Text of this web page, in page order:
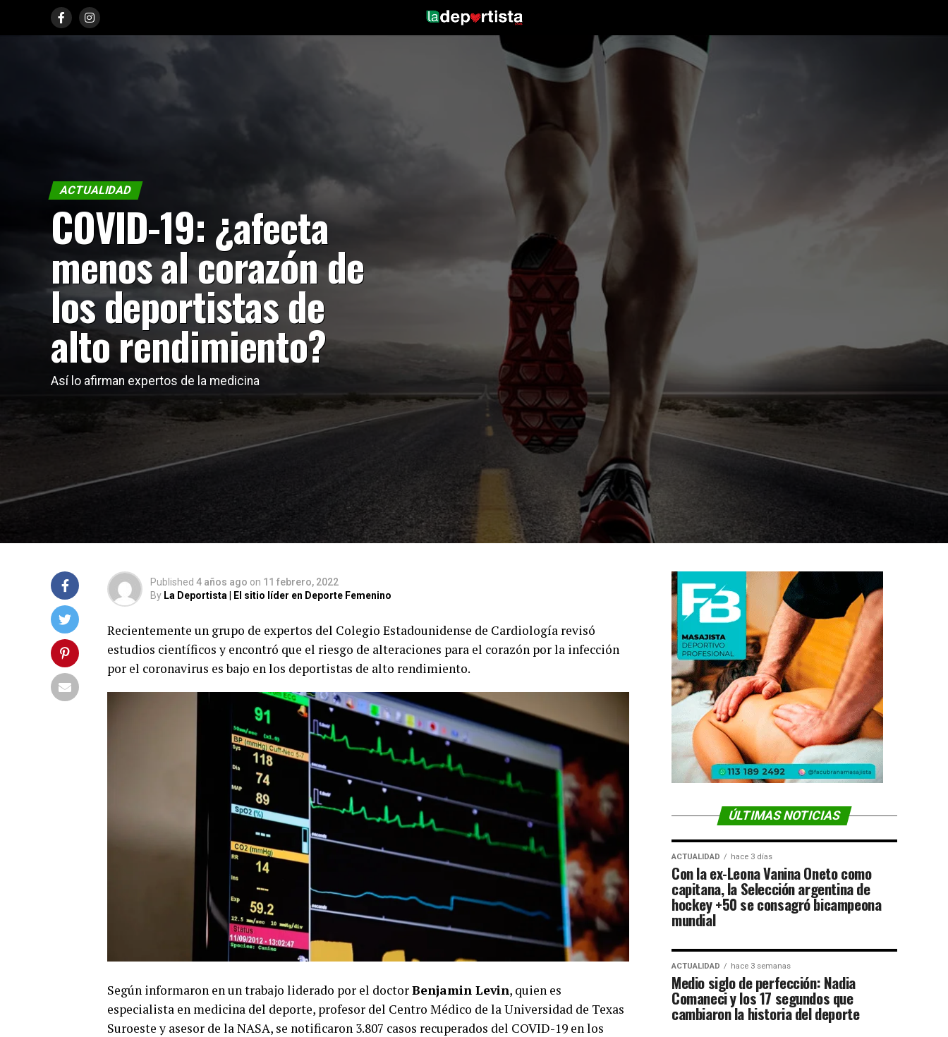
ACTUALIDAD
COVID-19: ¿afecta
menos al corazón de
los deportistas de
alto rendimiento?
Así lo afirman expertos de la medicina
Published 4 años ago on 11 febrero, 2022
By La Deportista | El sitio líder en Deporte Femenino
Recientemente un grupo de expertos del Colegio Estadounidense de Cardiología revisó
estudios científicos y encontró que el riesgo de alteraciones para el corazón por la infección
por el coronavirus es bajo en los deportistas de alto rendimiento.
Según informaron en un trabajo liderado por el doctorBenjamin Levin, quien es
especialista en medicina del deporte, profesor del Centro Médico de la Universidad de Texas
Suroeste y asesor de la NASA, se notificaron 3.807 casos recuperados del COVID-19 en los
ÚLTIMAS NOTICIAS
ACTUALIDAD hace 3 días
Con la ex-Leona Vanina Oneto como
capitana, la Selección argentina de
hockey +50 se consagró bicampeona
mundial
ACTUALIDAD hace 3 semanas
Medio siglo de perfección: Nadia
Comaneci y los 17 segundos que
cambiaron la historia del deporte